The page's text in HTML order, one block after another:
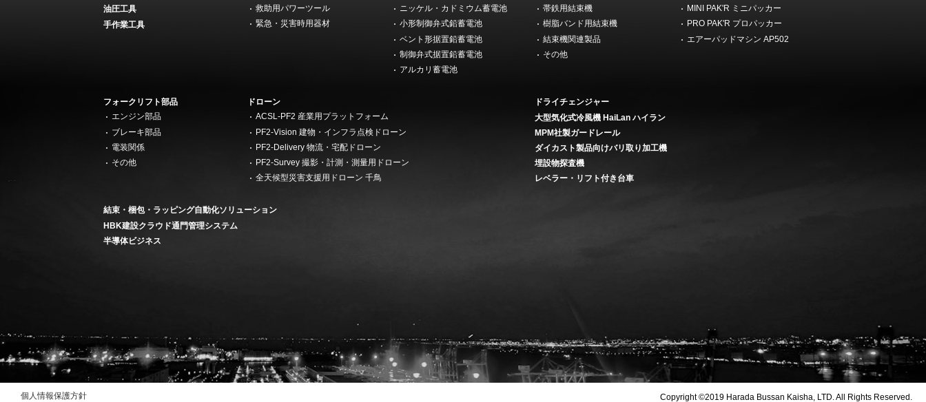
油圧工具
手作業工具
救助用パワーツール
緊急・災害時用器材
ニッケル・カドミウム蓄電池
小形制御弁式鉛蓄電池
ベント形据置鉛蓄電池
制御弁式据置鉛蓄電池
アルカリ蓄電池
帯鉄用結束機
樹脂バンド用結束機
結束機関連製品
その他
MINI PAK'R ミニパッカー
PRO PAK'R プロパッカー
エアーパッドマシン AP502
フォークリフト部品
エンジン部品
ブレーキ部品
電装関係
その他
ドローン
ACSL-PF2 産業用プラットフォーム
PF2-Vision 建物・インフラ点検ドローン
PF2-Delivery 物流・宅配ドローン
PF2-Survey 撮影・計測・測量用ドローン
全天候型災害支援用ドローン 千鳥
ドライチェンジャー
大型気化式冷風機 HaiLan ハイラン
MPM社製ガードレール
ダイカスト製品向けバリ取り加工機
埋設物探査機
レベラー・リフト付き台車
結束・梱包・ラッピング自動化ソリューション
HBK建設クラウド通門管理システム
半導体ビジネス
個人情報保護方針 Copyright ©2019 Harada Bussan Kaisha, LTD. All Rights Reserved.